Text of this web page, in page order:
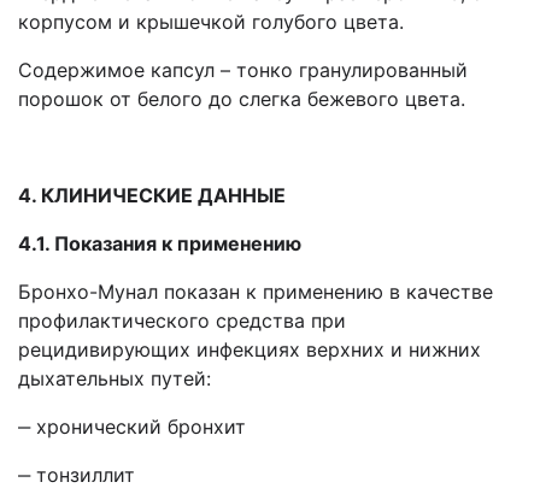
корпусом и крышечкой голубого цвета.
Содержимое капсул – тонко гранулированный
порошок от белого до слегка бежевого цвета.
4. КЛИНИЧЕСКИЕ ДАННЫЕ
4.1. Показания к применению
Бронхо-Мунал показан к применению в качестве
профилактического средства при
рецидивирующих инфекциях верхних и нижних
дыхательных путей:
‒ хронический бронхит
‒ тонзиллит